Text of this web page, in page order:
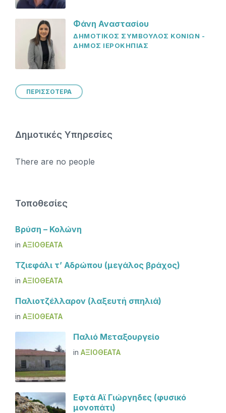
Φάνη Αναστασίου
ΔΗΜΟΤΙΚΟΣ ΣΥΜΒΟΥΛΟΣ ΚΟΝΙΩΝ -
ΔΗΜΟΣ ΙΕΡΟΚΗΠΙΑΣ
ΠΕΡΙΣΣΟΤΕΡΑ
Δημοτικές Υπηρεσίες
There are no people
Τοποθεσίες
Βρύση – Κολώνη
in ΑΞΙΟΘΈΑΤΑ
Τζιεφάλι τ’ Αδρώπου (μεγάλος βράχος)
in ΑΞΙΟΘΈΑΤΑ
Παλιοτζέλλαρον (λαξευτή σπηλιά)
in ΑΞΙΟΘΈΑΤΑ
Παλιό Μεταξουργείο
in ΑΞΙΟΘΈΑΤΑ
Εφτά Αϊ Γιώργηδες (φυσικό
μονοπάτι)